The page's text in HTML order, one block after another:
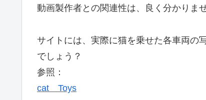
動画製作者との関連性は、良く分かりま
サイトには、実際に猫を乗せた各車両の
でしょう？
参照：
cat Toys